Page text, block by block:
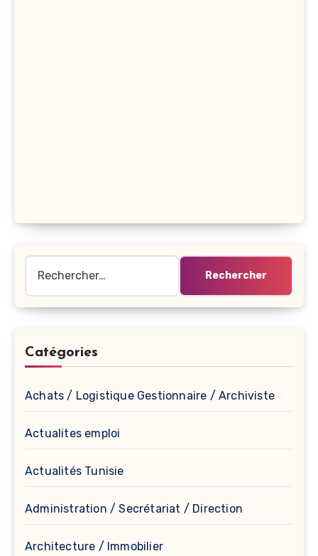
Catégories
Achats / Logistique Gestionnaire / Archiviste
Actualites emploi
Actualités Tunisie
Administration / Secrétariat / Direction
Architecture / Immobilier